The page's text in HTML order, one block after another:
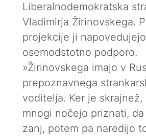
Liberalnodemokratska
Vladimirja Žirinovskega.
projekcije ji
osemodstotno podporo.
»Žirinovskega imajo v
prepoznavnega
voditelja. Ker je skrajnež,
mnogi nočejo priznati,
zanj, potem pa naredijo